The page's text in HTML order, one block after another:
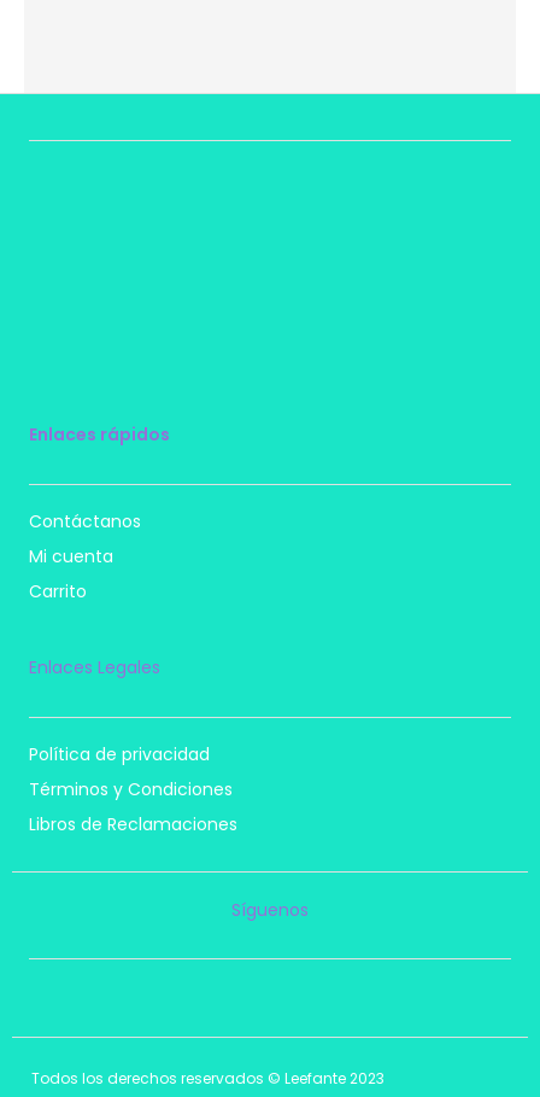
Enlaces rápidos
Contáctanos
Mi cuenta
Carrito
Enlaces Legales
Política de privacidad
Términos y Condiciones
Libros de Reclamaciones
Síguenos
s
a
g
c
b
o
k
o
k
n
e
r
Todos los derechos reservados © Leefante 2023